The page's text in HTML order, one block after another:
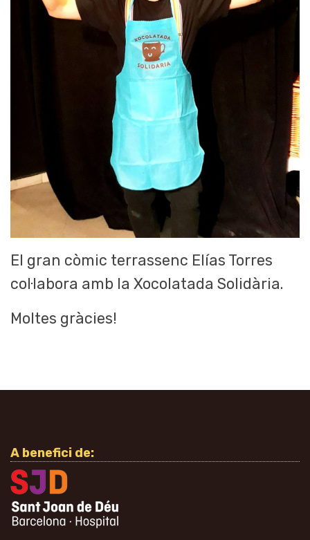
El gran còmic terrassenc Elías Torres
col·labora amb la Xocolatada Solidària.
Moltes gràcies!
A benefici de: